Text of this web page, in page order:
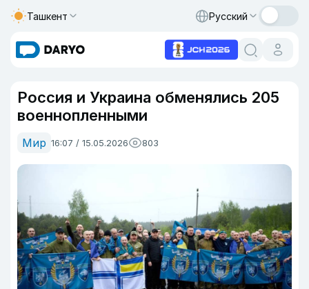
Ташкент Русский
Россия и Украина обменялись 205
военнопленными
Мир 16:07 / 15.05.2026 803